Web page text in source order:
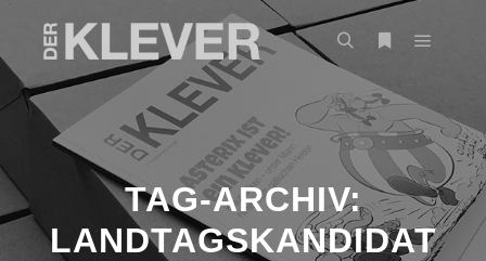
TAG-ARCHIV:
LANDTAGSKANDIDAT